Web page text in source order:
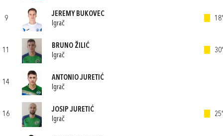
9
JEREMY BUKOVEC
Igrač
18'
11
BRUNO ŽILIĆ
Igrač
30'
14
ANTONIO JURETIĆ
Igrač
16
JOSIP JURETIĆ
Igrač
25'